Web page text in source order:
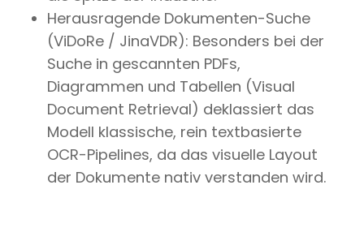
Herausragende Dokumenten-Suche
(ViDoRe / JinaVDR): Besonders bei der
Suche in gescannten PDFs,
Diagrammen und Tabellen (Visual
Document Retrieval) deklassiert das
Modell klassische, rein textbasierte
OCR-Pipelines, da das visuelle Layout
der Dokumente nativ verstanden wird.